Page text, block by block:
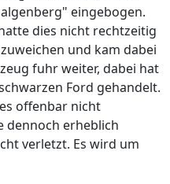
eingebogen.
dies nicht rechtzeitig
und kam dabei
fuhr weiter, dabei hat
Ford gehandelt.
offenbar nicht
dennoch erheblich
verletzt. Es wird um